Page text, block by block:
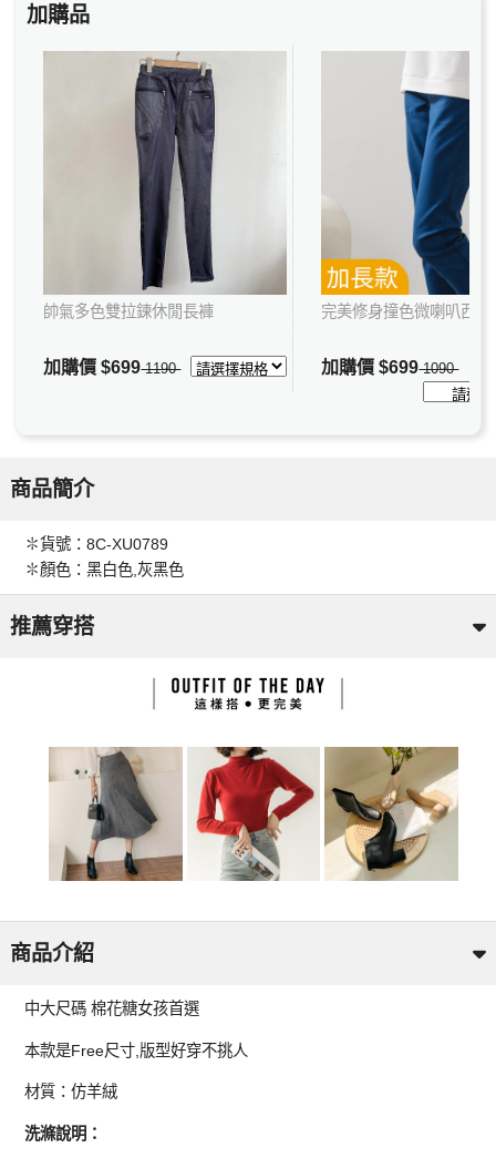
加購品
帥氣多色雙拉鍊休閒長褲
加購價$6991190
完美修身撞色微喇叭西裝
加購價$6991090
商品簡介
✽貨號：8C-XU0789
✽顏色：黑白色,灰黑色
推薦穿搭
商品介紹
中大尺碼 棉花糖女孩首選
本款是Free尺寸,版型好穿不挑人
材質：仿羊絨
洗滌說明：